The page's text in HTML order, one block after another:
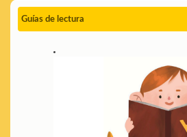
Guías de lectura